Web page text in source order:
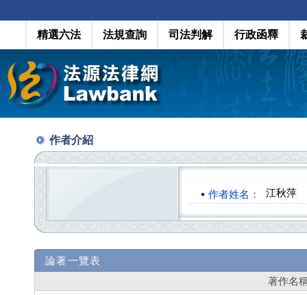
精選六法 法規查詢 司法判解 行政函釋
作者介紹
作者姓名： 江秋萍
論著一覽表
著作名